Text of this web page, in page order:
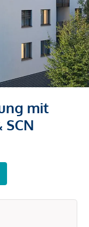
mit